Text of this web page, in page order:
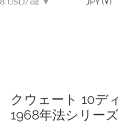
クウェート 10デ
1968年法シリー